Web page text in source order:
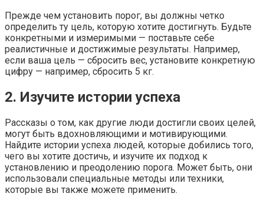
Прежде чем установить порог, вы должны четко
определить ту цель, которую хотите достигнуть. Будьте
конкретными и измеримыми — поставьте себе
реалистичные и достижимые результаты. Например,
если ваша цель — сбросить вес, установите конкретную
цифру — например, сбросить 5 кг.
2. Изучите истории успеха
Рассказы о том, как другие люди достигли своих целей,
могут быть вдохновляющими и мотивирующими.
Найдите истории успеха людей, которые добились того,
чего вы хотите достичь, и изучите их подход к
установлению и преодолению порога. Может быть, они
использовали специальные методы или техники,
которые вы также можете применить.